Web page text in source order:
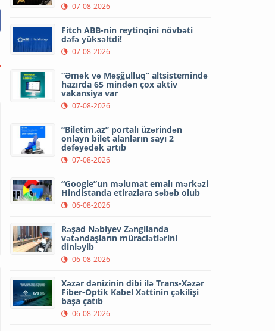
07-08-2026
Fitch ABB-nin reytinqini növbəti
dəfə yüksəltdi!
07-08-2026
“Əmək və Məşğulluq” altsistemində
hazırda 65 mindən çox aktiv
vakansiya var
07-08-2026
“Biletim.az” portalı üzərindən
onlayn bilet alanların sayı 2
dəfəyədək artıb
07-08-2026
“Google”un məlumat emalı mərkəzi
Hindistanda etirazlara səbəb olub
06-08-2026
Rəşad Nəbiyev Zəngilanda
vətəndaşların müraciətlərini
dinləyib
06-08-2026
Xəzər dənizinin dibi ilə Trans-Xəzər
Fiber-Optik Kabel Xəttinin çəkilişi
başa çatıb
06-08-2026